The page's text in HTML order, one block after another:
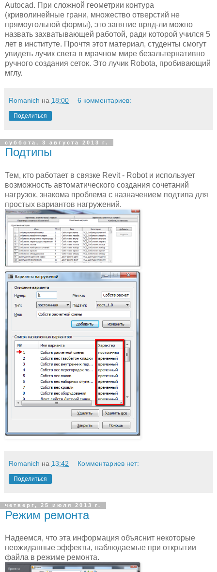
Autocad. При сложной геометрии контура
(криволинейные грани, множество отверстий не
прямоугольной формы), это занятие вряд-ли можно
назвать захватывающей работой, ради которой учился 5
лет в институте. Прочтя этот материал, студенты смогут
увидеть лучик света в мрачном мире безальтернативно
ручного создания сеток. Это лучик Robotа, пробивающий
мглу.
Romanich на 18:00 6 комментариев:
Поделиться
суббота, 3 августа 2013 г.
Подтипы
Тем, кто работает в связке Revit - Robot и использует
возможность автоматического создания сочетаний
нагрузок, знакома проблема с назначением подтипа для
простых вариантов нагружений.
Romanich на 13:42 Комментариев нет:
Поделиться
четверг, 25 июля 2013 г.
Режим ремонта
Надеемся, что эта информация объяснит некоторые
неожиданные эффекты, наблюдаемые при открытии
файла в режиме ремонта.